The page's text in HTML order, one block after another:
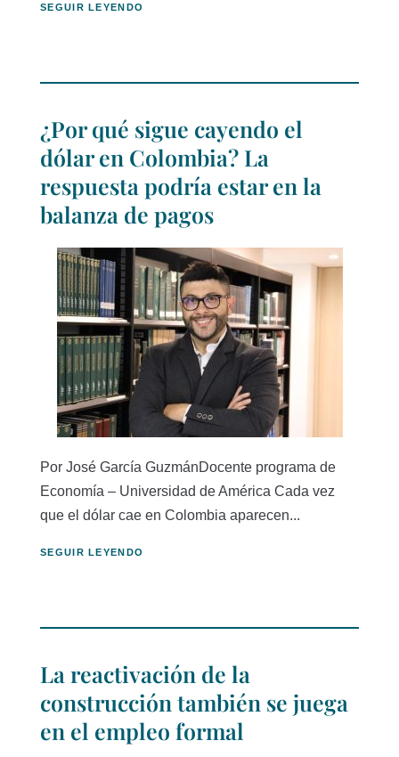
SEGUIR LEYENDO
¿Por qué sigue cayendo el
dólar en Colombia? La
respuesta podría estar en la
balanza de pagos
Por José García GuzmánDocente programa de
Economía – Universidad de América Cada vez
que el dólar cae en Colombia aparecen...
SEGUIR LEYENDO
La reactivación de la
construcción también se juega
en el empleo formal